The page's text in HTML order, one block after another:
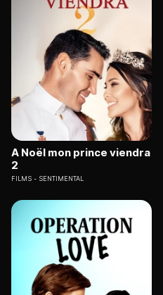
A Noël mon prince viendra
2
FILMS SENTIMENTAL